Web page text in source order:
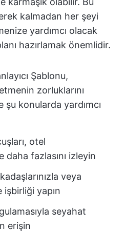
kalmadan her şeyi
yardımcı olacak
hazırlamak önemlidir.
Şablonu,
zorluklarını
şu konularda yardımcı
otel
daha fazlasını izleyin
veya
işbirliği yapın
seyahat
erişin